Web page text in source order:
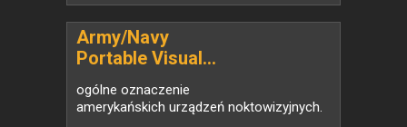
Army/Navy
Portable Visual...
ogólne oznaczenie
amerykańskich urządzeń noktowizyjnych.